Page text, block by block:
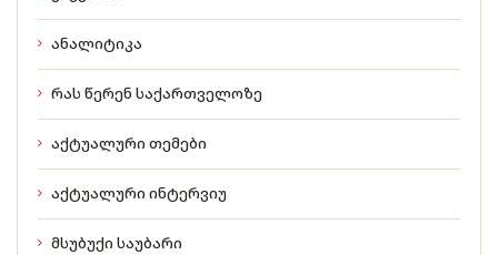
ანალიტიკა
რას წერენ საქართველოზე
აქტუალური თემები
აქტუალური ინტერვიუ
მსუბუქი საუბარი